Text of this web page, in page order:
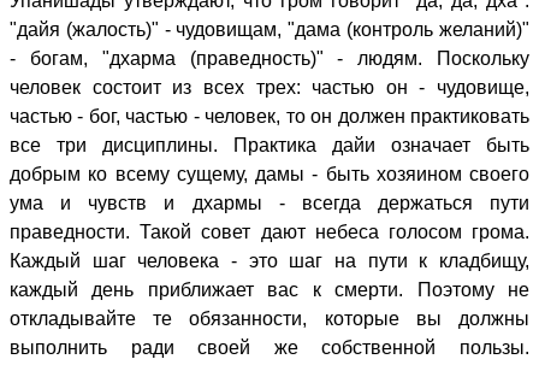
"дайя (жалость)" - чудовищам, "дама (контроль желаний)"
- богам, "дхарма (праведность)" - людям. Поскольку
человек состоит из всех трех: частью он - чудовище,
частью - бог, частью - человек, то он должен практиковать
все три дисциплины. Практика дайи означает быть
добрым ко всему сущему, дамы - быть хозяином своего
ума и чувств и дхармы - всегда держаться пути
праведности. Такой совет дают небеса голосом грома.
Каждый шаг человека - это шаг на пути к кладбищу,
каждый день приближает вас к смерти. Поэтому не
откладывайте те обязанности, которые вы должны
выполнить ради своей же собственной пользы.